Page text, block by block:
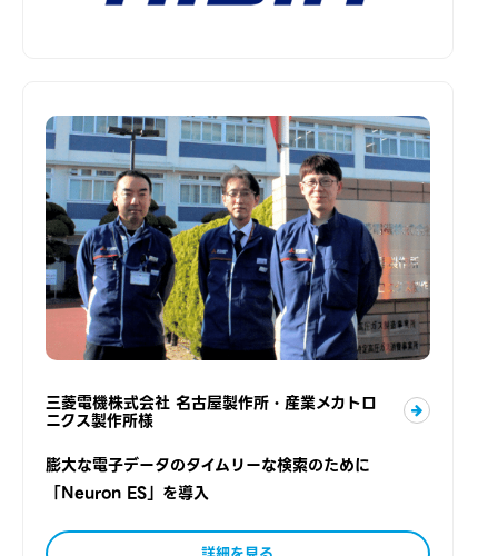
三菱電機株式会社 名古屋製作所・産業メカトロ
ニクス製作所様
膨大な電子データのタイムリーな検索のために
「Neuron ES」を導入